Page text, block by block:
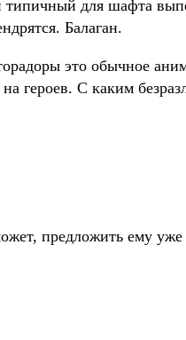
типичный для шафта
Балаган.
это обычное
героев. С каким
предложить ему